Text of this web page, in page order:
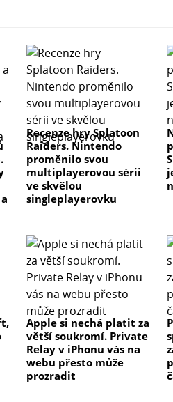
Recenze hry Splatoon
Raiders. Nintendo
proměnilo svou
multiplayerovou sérii
ve skvělou
singleplayerovku
Apple si nechá platit za
větší soukromí. Private
Relay v iPhonu vás na
webu přesto může
prozradit